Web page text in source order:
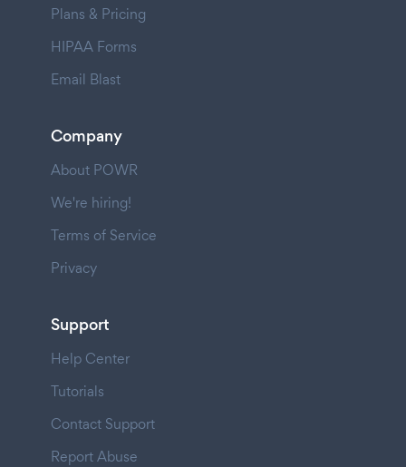
Plans & Pricing
HIPAA Forms
Email Blast
Company
About POWR
We're hiring!
Terms of Service
Privacy
Support
Help Center
Tutorials
Contact Support
Report Abuse